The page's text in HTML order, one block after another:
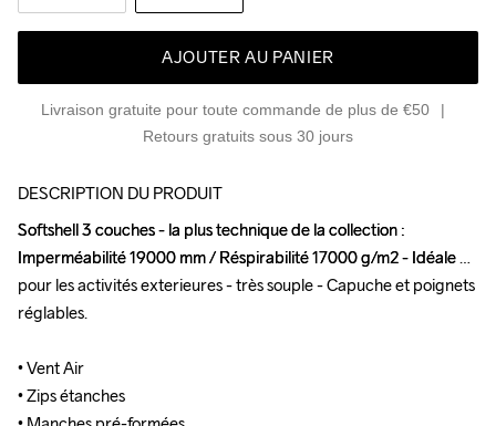
AJOUTER AU PANIER
Livraison gratuite pour toute commande de plus de €50
Retours gratuits sous 30 jours
DESCRIPTION DU PRODUIT
Softshell 3 couches - la plus technique de la collection :
Imperméabilité 19000 mm / Réspirabilité 17000 g/m2 - Idéale
pour les activités exterieures - très souple - Capuche et poignets
réglables.
• Vent Air
• Zips étanches
Softshell 3 couches - la plus technique de la collection :
Imperméabilité 19000 mm / Réspirabilité 17000 g/m2 - Idéale
pour les activités exterieures - très souple - Capuche et poignets
réglables.
• Vent Air
• Zips étanches